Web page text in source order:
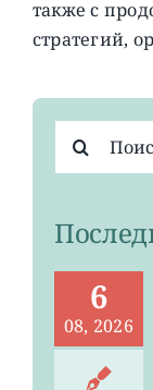
также с
стратегий,
поиска:
6
08, 2026